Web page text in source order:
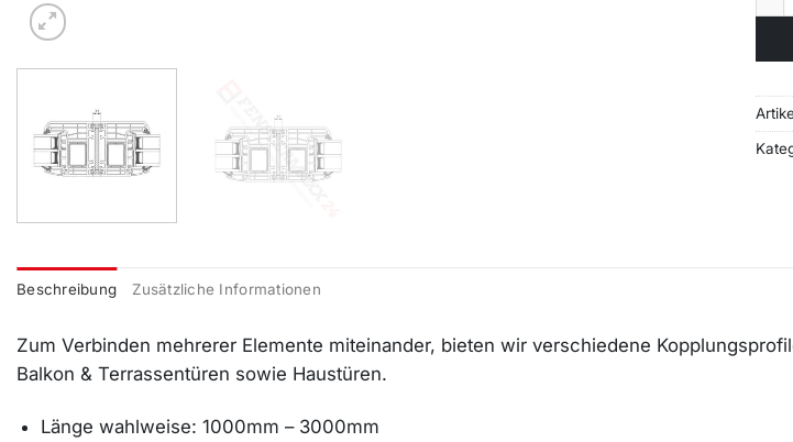
Beschreibung Zusätzliche Informationen
Zum Verbinden mehrerer Elemente miteinander, bieten wir verschiedene
Balkon & Terrassentüren sowie Haustüren.
Länge wahlweise: 1000mm – 3000mm